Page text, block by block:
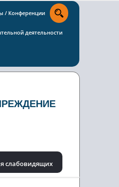
/ Конференции
деятельности
слабовидящих